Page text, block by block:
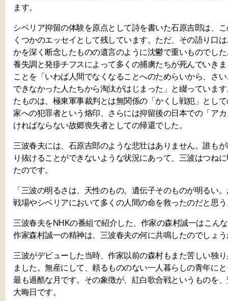
ます。
シベリア抑留の体験を原点として詩を書いた石原吉郎は、
くつかのエッセイとして残しています。ただ、その語り口
かを深く断念したものの遺言のように沈鬱で重いものでし
養失調と発疹チフスによって多くの捕虜たちが死んでいき
ことを「いわば人間でなくなることへのためらいから、さ
できなかった人たちから淘汰がはじまった」と綴っていま
たものは、極東軍事裁判とは無関係の「かくし戦犯」とし
家への犯罪者という烙印、さらには抑留後の日本での「ア
ければならない故郷喪失者としての帰還でした。
三波春夫には、石原吉郎のような悲壮はありません。誰も
り抜けることができないような状況にあって、三波はつね
たのです。
「三波の明るさは、天性のもの。遺伝子そのものが明るい
戦場やシベリアにおいて多くの人間の命を救ったのだと思う
三波春夫をNHKの番組で紹介した、作家の森村誠一はこん
作家森村誠一の精神は、三波春夫の何に共鳴したのでしょ
三波がデビューした当時、作家以前の森村もまた苦しい独
ました。無産にして、頼るもののない一人暮らしの青年に
最も過酷な月です。その象徴が、紅白歌合戦というものを
大晦日です。